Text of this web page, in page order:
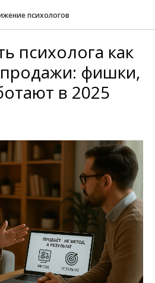
психологов
психолога как
фишки,
в 2025